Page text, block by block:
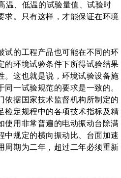
温、低温的试验量值、试验时
求。只有这样，才能保证在环境
的工程产品也可能在不同的环
的环境试验条件下所得试验结果
。这也就是说，环境试验设备施
一试验规范的要求是一致的。
据国家技术监督机构所制定的
检定规程中的各项技术指标及精
使用非常普遍的电动振动台除满
中规定的横向振动比、台面加速
周期为二年，超过二年必须重新